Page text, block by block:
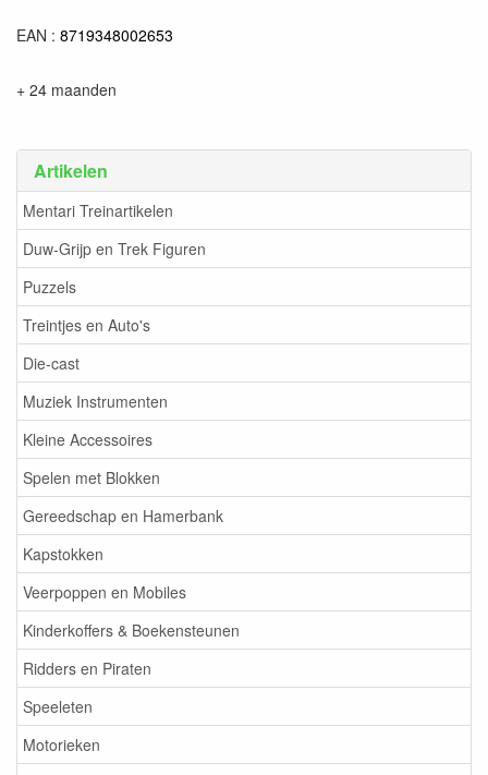
Artikelen
Mentari Treinartikelen
Duw-Grijp en Trek Figuren
Puzzels
Treintjes en Auto's
Die-cast
Muziek Instrumenten
Kleine Accessoires
Spelen met Blokken
Gereedschap en Hamerbank
Kapstokken
Veerpoppen en Mobiles
Kinderkoffers & Boekensteunen
Ridders en Piraten
Speeleten
Motorieken
EAN : 8719348002653
+ 24 maanden